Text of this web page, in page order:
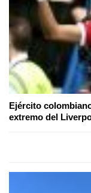
Ejército
extremo del